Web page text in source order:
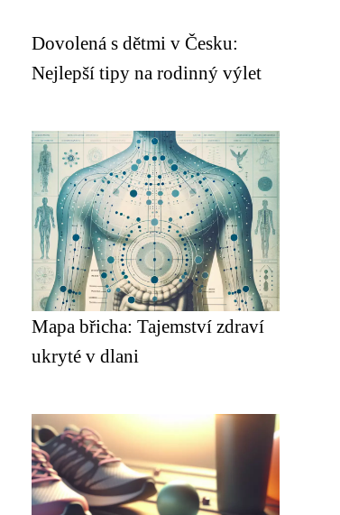
Dovolená s dětmi v Česku:
Nejlepší tipy na rodinný výlet
Mapa břicha: Tajemství zdraví
ukryté v dlani